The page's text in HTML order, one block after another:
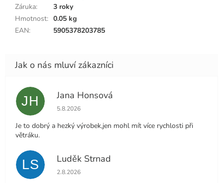
Záruka:
3 roky
Hmotnost: 0.05 kg
EAN: 5905378203785
JH Jana Honsová
Hodnocení obchodu je 5 z 5 hvězdiček.
5.8.2026
Je to dobrý a hezký výrobek,jen mohl mít více rychlosti při
větráku.
LS Luděk Strnad
Hodnocení obchodu je 5 z 5 hvězdiček.
2.8.2026